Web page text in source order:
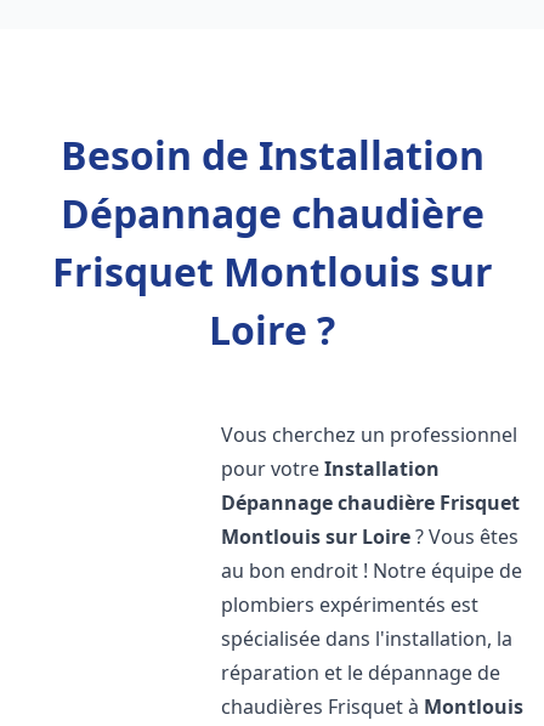
Besoin de Installation
Dépannage chaudière
Frisquet Montlouis sur
Loire ?
Vous cherchez un professionnel
pour votreInstallation
Dépannage chaudière Frisquet
Montlouis sur Loire? Vous êtes
au bon endroit ! Notre équipe de
plombiers expérimentés est
spécialisée dans l'installation, la
réparation et le dépannage de
chaudières Frisquet à Montlouis